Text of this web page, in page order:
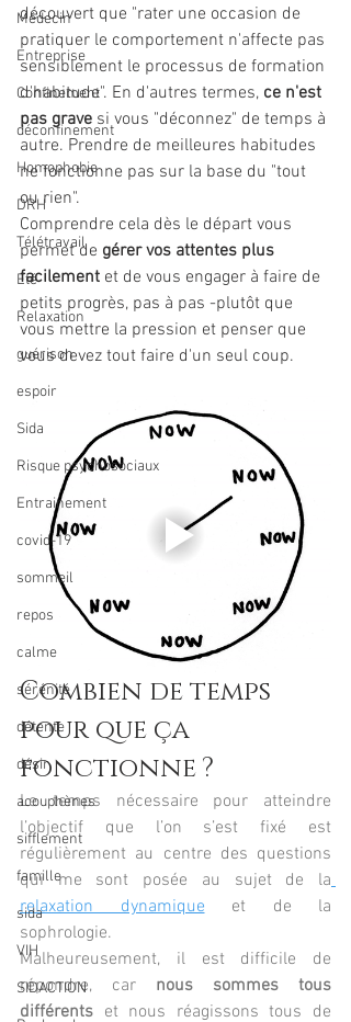
Médecin
Entreprise
Confinement
déconfinement
Homophobie
DRH
Télétravail
Eté
Relaxation
guérison
espoir
Sida
Risque psychosociaux
Entrainement
covid-19
sommeil
repos
calme
sérénité
détente
désir
acouphènes
sifflement
famille
sida
VIH
SIDACTION
découvert que "rater une occasion de
pratiquer le comportement n'affecte pas
sensiblement le processus de formation
d'habitude". En d'autres termes, ce n'est
pas grave si vous "déconnez" de temps à
autre. Prendre de meilleures habitudes
ne fonctionne pas sur la base du "tout
ou rien".
Comprendre cela dès le départ vous
permet de gérer vos attentes plus
facilement et de vous engager à faire de
petits progrès, pas à pas -plutôt que
vous mettre la pression et penser que
vous devez tout faire d'un seul coup.
Combien de temps
pour que ça
fonctionne ?
Le temps nécessaire pour atteindre
l’objectif que l’on s’est fixé est
régulièrement au centre des questions
qui me sont posée au sujet de la
relaxation dynamique et de la
sophrologie.
Malheureusement, il est difficile de
répondre, car nous sommes tous
différents et nous réagissons tous de